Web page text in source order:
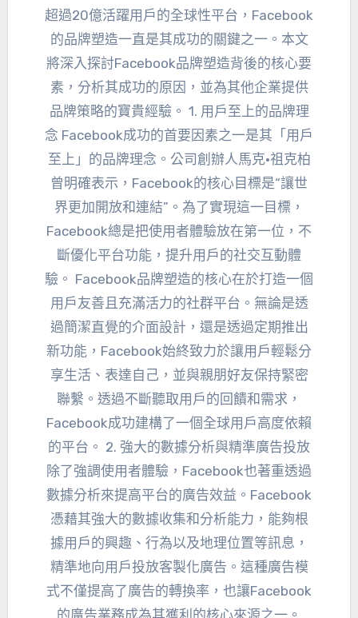
超過20億活躍用戶的全球性平台，Facebook
的品牌塑造一直是其成功的關鍵之一。本文
將深入探討Facebook品牌塑造背後的核心要
素，分析其成功的原因，並為其他企業提供
品牌策略的寶貴經驗。 1. 用戶至上的品牌理
念 Facebook成功的首要因素之一是其「用戶
至上」的品牌理念。公司創辦人馬克·祖克柏
曾明確表示，Facebook的核心目標是“讓世
界更加開放和連結”。為了實現這一目標，
Facebook總是把使用者體驗放在第一位，不
斷優化平台功能，提升用戶的社交互動體
驗。 Facebook品牌塑造的核心在於打造一個
用戶友善且充滿活力的社群平台。無論是透
過簡潔直覺的介面設計，還是透過定期推出
新功能，Facebook始終致力於讓用戶輕鬆分
享生活、表達自己，並與親朋好友保持緊密
聯繫。透過不斷聽取用戶的回饋和需求，
Facebook成功建構了一個全球用戶高度依賴
的平台。 2. 強大的數據分析與精準廣告投放
除了強調使用者體驗，Facebook也著重透過
數據分析來提高平台的廣告效益。Facebook
憑藉其強大的數據收集和分析能力，能夠根
據用戶的興趣、行為以及地理位置等訊息，
精準地向用戶投放客製化廣告。這種廣告模
式不僅提高了廣告的轉換率，也讓Facebook
的廣告業務成為其獲利的核心來源之一。